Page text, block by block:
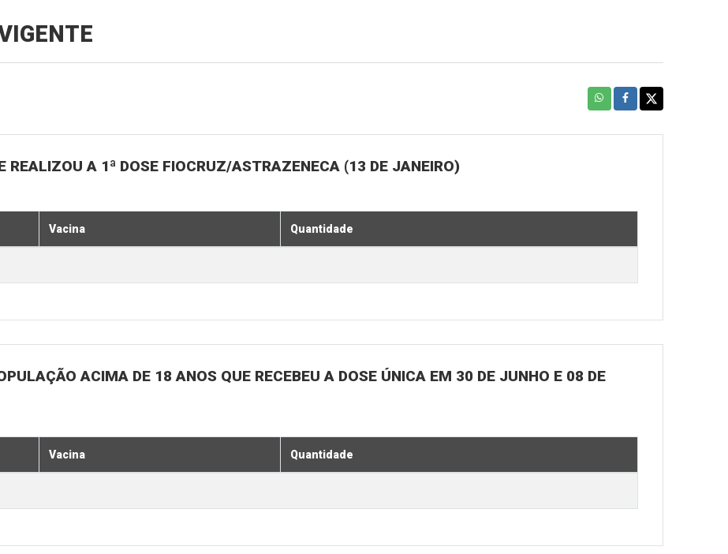
REALIZOU A 1ª DOSE FIOCRUZ/ASTRAZENECA (13 DE JANEIRO)
Vacina Quantidade
ACIMA DE 18 ANOS QUE RECEBEU A DOSE ÚNICA EM 30 DE JUNHO E 08 DE
Vacina Quantidade